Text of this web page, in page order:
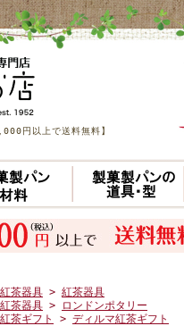
円以上で送料無料】
茶器具 > 紅茶器具
茶器具 >
ロンドンポタリー
茶ギフト > ディルマ紅茶ギフト